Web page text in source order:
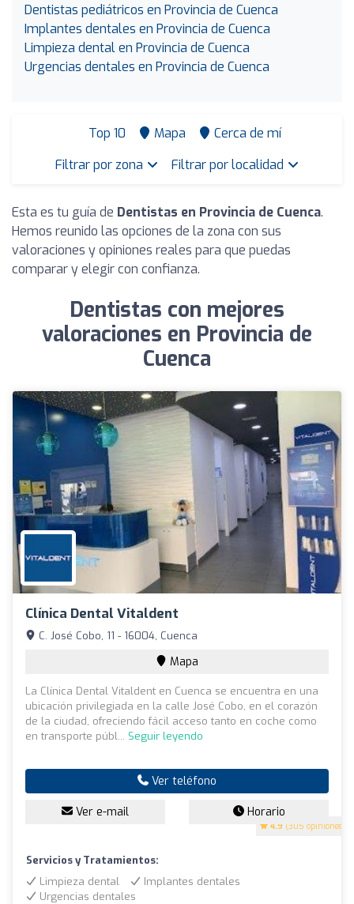
Dentistas pediátricos en Provincia de Cuenca
Implantes dentales en Provincia de Cuenca
Limpieza dental en Provincia de Cuenca
Urgencias dentales en Provincia de Cuenca
Top 10 Mapa
Cerca de mí
Filtrar por zona
Filtrar por localidad
Esta es tu guía de Dentistas en Provincia de Cuenca.
Hemos reunido las opciones de la zona con sus
valoraciones y opiniones reales para que puedas
comparar y elegir con confianza.
Dentistas con mejores
valoraciones en Provincia de
Cuenca
Clínica Dental Vitaldent
4.9 (305 opiniones)
C. José Cobo, 11 - 16004, Cuenca
Mapa
La Clínica Dental Vitaldent en Cuenca se encuentra en una
ubicación privilegiada en la calle José Cobo, en el corazón
de la ciudad, ofreciendo fácil acceso tanto en coche como
en transporte públ... Seguir leyendo
Ver teléfono
Ver e-mail Horario
Servicios y Tratamientos:
Limpieza dental
Implantes dentales
Urgencias dentales